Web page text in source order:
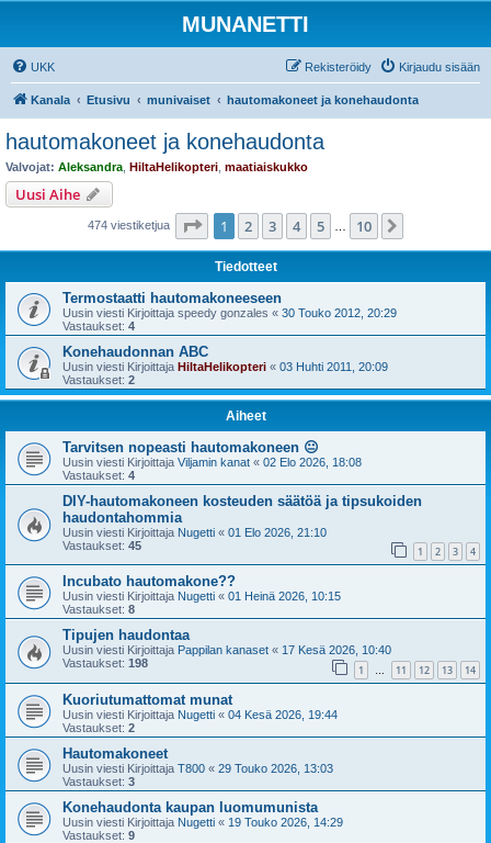
MUNANETTI
UKK Kirjaudu sisään
Rekisteröidy
Kanala Etusivu munivaiset hautomakoneet ja konehaudonta
hautomakoneet ja konehaudonta
Valvojat: Aleksandra HiltaHelikopteri maatiaiskukko
Uusi Aihe
474 viestiketjua Sivu /10
1 2 3 4 5 10
Tiedotteet
Termostaatti hautomakoneeseen
Uusin viesti Kirjoittaja speedy gonzales « 30 Touko 2012, 20:29
Vastaukset: 4
Konehaudonnan ABC
Uusin viesti Kirjoittaja HiltaHelikopteri « 03 Huhti 2011, 20:09
Vastaukset: 2
Aiheet
Tarvitsen nopeasti hautomakoneen 😐
Uusin viesti Kirjoittaja Viljamin kanat « 02 Elo 2026, 18:08
Vastaukset: 4
DIY-hautomakoneen kosteuden säätöä ja tipsukoiden
haudontahommia
Uusin viesti Kirjoittaja Nugetti « 01 Elo 2026, 21:10
Vastaukset: 45 1 2 3 4
Incubato hautomakone??
Uusin viesti Kirjoittaja Nugetti « 01 Heinä 2026, 10:15
Vastaukset: 8
Tipujen haudontaa
Uusin viesti Kirjoittaja Pappilan kanaset « 17 Kesä 2026, 10:40
Vastaukset: 198 1 … 11 12 13 14
Kuoriutumattomat munat
Uusin viesti Kirjoittaja Nugetti « 04 Kesä 2026, 19:44
Vastaukset: 2
Hautomakoneet
Uusin viesti Kirjoittaja T800 « 29 Touko 2026, 13:03
Vastaukset: 3
Konehaudonta kaupan luomumunista
Uusin viesti Kirjoittaja Nugetti « 19 Touko 2026, 14:29
Vastaukset: 9